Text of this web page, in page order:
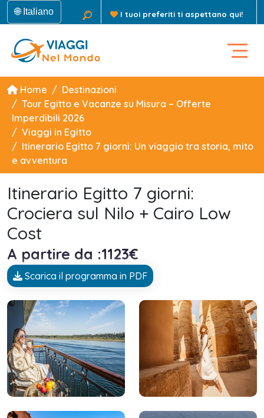
🌐 Italiano I tuoi preferiti ti aspettano qui!
Home
Destinazioni
Tour Egitto e Vacanze su Misura – Offerte
Imperdibili 2026
Viaggi in Egitto
Itinerario Egitto 7 giorni: Un viaggio tra storia, mito
e avventura
Itinerario Egitto 7 giorni:
Crociera sul Nilo + Cairo Low
Cost
A partire da :1123€
Scarica il programma in PDF